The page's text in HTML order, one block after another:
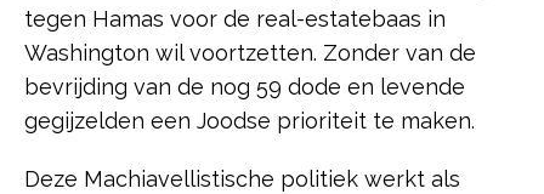
tegen Hamas voor de real-estatebaas in
Washington wil voortzetten. Zonder van de
bevrijding van de nog 59 dode en levende
gegijzelden een Joodse prioriteit te maken.
Deze Machiavellistische politiek werkt als